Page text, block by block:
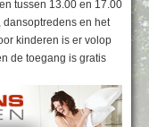
tussen 13.00 en 17.00
dansoptredens en het
kinderen is er volop
de toegang is gratis